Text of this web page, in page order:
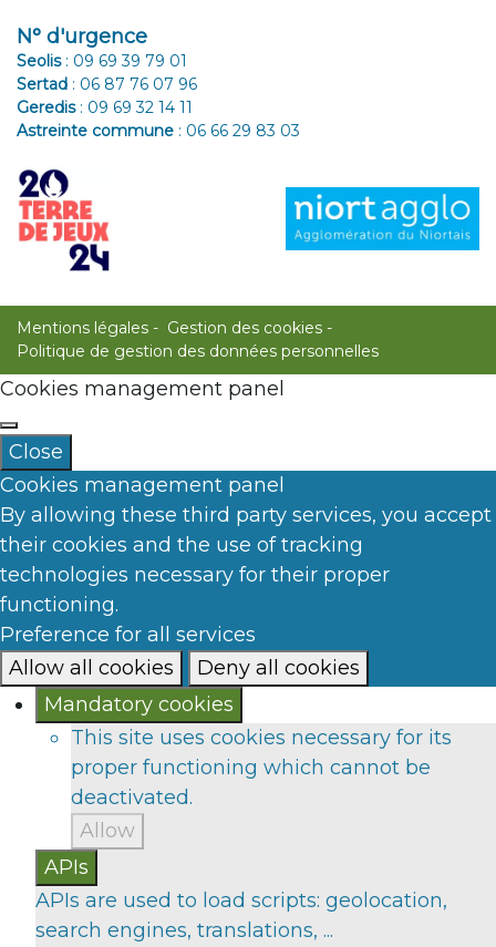
N° d'urgence
Seolis: 09 69 39 79 01
Sertad : 06 87 76 07 96
Geredis: 09 69 32 14 11
Astreinte commune : 06 66 29 83 03
Mentions légales
Gestion des cookies
Politique de gestion des données personnelles
Cookies management panel
Close
Cookies management panel
By allowing these third party services, you accept
their cookies and the use of tracking
technologies necessary for their proper
functioning.
Preference for all services
Allow all cookies
Deny all cookies
Mandatory cookies
This site uses cookies necessary for its
proper functioning which cannot be
deactivated.
Allow
APIs
APIs are used to load scripts: geolocation,
search engines, translations, ...